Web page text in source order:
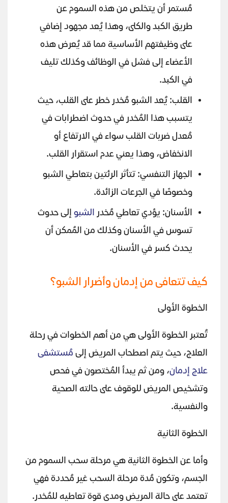
مُستمر أن يتخلص من هذه السموم عن
طريق الكبد والكلى، وهذا يُعد مجهود إضافي
على وظيفتهم الأساسية مما قد يُعرض هذه
الأعضاء إلى فشل في الوظائف وكذلك تليف
في الكبد.
القلب: يُعد الشبو مُخدر خطر على القلب، حيث
يتسبب هذا المُخدر في حدوث اضطرابات في
مُعدل ضربات القلب سواء في الارتفاع أو
الانخفاض، وهذا يعني عدم استقرار القلب.
الجهاز التنفسي: تتأثر الرئتين بتعاطي الشبو
وخصوصًا في الجرعات الزائدة.
الأسنان: يؤدي تعاطي مُخدر الشبو إلى حدوث
تسوس في الأسنان وكذلك من المُمكن أن
يحدث كسر في الأسنان.
كيف تتعافى من إدمان وأضرار الشبو؟
الخطوة الأولى
تُعتبر الخطوة الأولى هي من أهم الخطوات في رحلة
العلاج، حيث يتم اصطحاب المريض إلى مُستشفى
علاج إدمان، ومن ثم يبدأ المُختصون في فحص
وتشخيص المريض للوقوف على حالته الصحية
والنفسية.
الخطوة الثانية
وأما عن الخطوة الثانية هي مرحلة سحب السموم من
الجسم، وتكون مُدة مرحلة السحب غير مُحددة فهي
تعتمد على حالة المريض ومدى قوة تعاطيه للمُخدر.